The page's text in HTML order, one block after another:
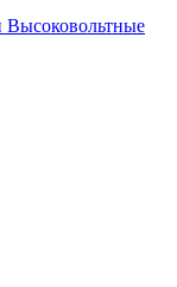
Высоковольтные